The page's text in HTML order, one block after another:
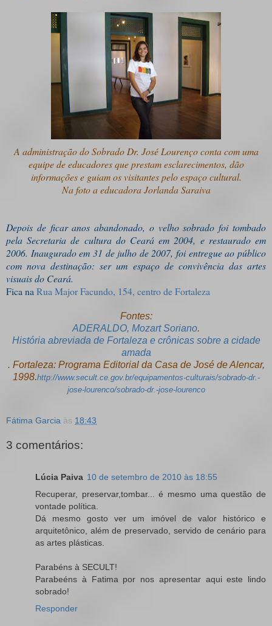
A administração do Sobrado Dr. José Lourenço conta com uma
equipe de educadores que prestam esclarecimentos, dão
informações e guiam os visitantes pelo espaço cultural.
Na foto a educadora Jorlanda Saraiva
Depois de ficar anos abandonado, o velho sobrado foi tombado
pela Secretaria de cultura do Ceará em 2004, e restaurado em
2006. Inaugurado em 31 de julho de 2007, foi entregue ao público
com nova destinação: ser um espaço de convivência das artes
visuais do Ceará.
Fica na Rua Major Facundo, 154, centro de Fortaleza
Fontes:
ADERALDO, Mozart Soriano.
História abreviada de Fortaleza e crônicas sobre a cidade
amada
. Fortaleza: Programa Editorial da Casa de José de Alencar,
1998.http://www.secult.ce.gov.br/equipamentos-culturais/sobrado-dr.-
jose-lourenco/sobrado-dr.-jose-lourenco
Fátima Garcia às 18:43
3 comentários:
Lúcia Paiva 10 de setembro de 2010 às 18:55
Recuperar, preservar,tombar... é mesmo uma questão de
vontade política.
Dá mesmo gosto ver um imóvel de valor histórico e
arquitetônico, além de preservado, servido de cenário para
as artes plásticas.
Parabéns à SECULT!
Parabeéns à Fatima por nos apresentar aqui este lindo
sobrado!
Responder